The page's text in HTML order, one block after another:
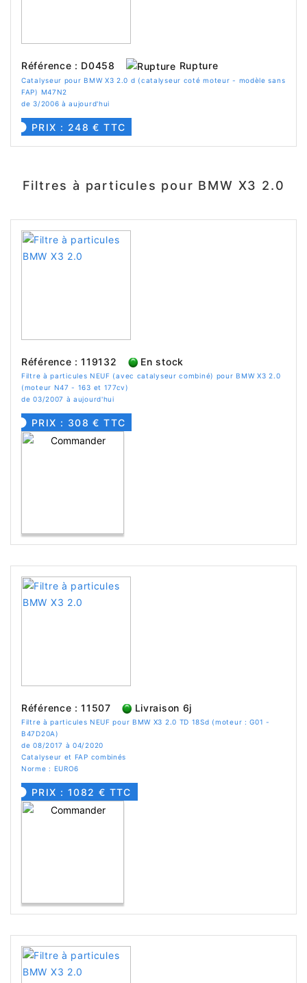
Référence : D0458 Rupture
Catalyseur pour BMW X3 2.0 d (catalyseur coté moteur - modèle sans
FAP) M47N2
de 3/2006 à aujourd'hui
PRIX : 248 € TTC
Filtres à particules pour BMW X3 2.0
Référence : 119132 En stock
Filtre à particules NEUF (avec catalyseur combiné) pour BMW X3 2.0
(moteur N47 - 163 et 177cv)
de 03/2007 à aujourd'hui
PRIX : 308 € TTC
Référence : 11507 Livraison 6j
Filtre à particules NEUF pour BMW X3 2.0 TD 18Sd (moteur : G01 -
B47D20A)
de 08/2017 à 04/2020
Catalyseur et FAP combinés
Norme : EURO6
PRIX : 1082 € TTC